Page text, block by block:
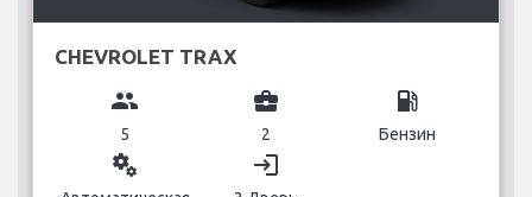
CHEVROLET TRAX
group
5
business_center
2
local_gas_station
Бензин
miscellaneous_services login